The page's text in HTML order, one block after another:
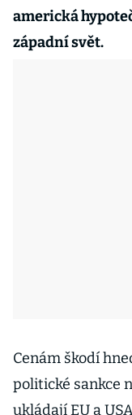
americká
západní svět.
Cenám škodí
politické sankce
ukládají EU a